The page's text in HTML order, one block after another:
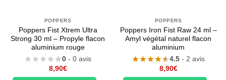
POPPERS
Poppers Fist Xtrem Ultra
Strong 30 ml – Propyle flacon
aluminium rouge
0 - 0 avis
8,90€
POPPERS
Poppers Iron Fist Raw 24 ml –
Amyl végétal naturel flacon
aluminium
4.5 - 2 avis
8,90€